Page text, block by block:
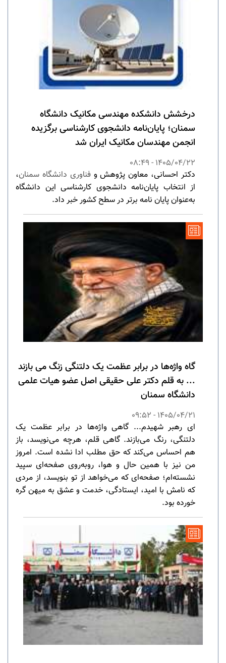
درخشش دانشکده مهندسی مکانیک دانشگاه
سمنان؛ پایان‌نامه دانشجوی کارشناسی برگزیده
انجمن مهندسان مکانیک ایران شد
1405/04/22 - 08:49
دکتر احسانی، معاون پژوهش وفناوری دانشگاه سمنان،
از انتخاب پایان‌نامه دانشجوی کارشناسی این دانشگاه
به‌عنوان پایان نامه برتر در سطح کشور خبر داد.
گاه واژه‌ها در برابر عظمت یک دلتنگی زنگ می بازند
... به قلم دکتر علی حقیقی اصل عضو هیات علمی
دانشگاه سمنان
1405/04/21 - 09:52
ای رهبر شهیدم... گاهی واژه‌ها در برابر عظمت یک
دلتنگی، رنگ می‌بازند. گاهی قلم، هرچه می‌نویسد، باز
هم احساس می‌کند که حق مطلب ادا نشده است. امروز
من نیز با همین حال و هوا، روبه‌روی صفحه‌ای سپید
نشسته‌ام؛ صفحه‌ای که می‌خواهد از تو بنویسد، از مردی
که نامش با امید، ایستادگی، خدمت و عشق به میهن گره
خورده بود.